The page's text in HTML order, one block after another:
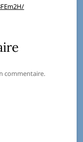
commentaire.